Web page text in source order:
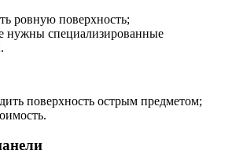
ровную поверхность;
нужны специализированные
поверхность острым предметом;